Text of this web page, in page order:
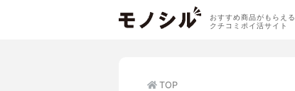
おすすめ商品がもらえる
クチコミポイ活サイト
TOP